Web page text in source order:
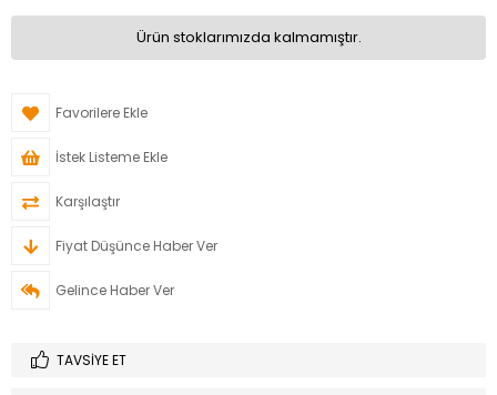
Ürün stoklarımızda kalmamıştır.
Favorilere Ekle
İstek Listeme Ekle
Karşılaştır
Fiyat Düşünce Haber Ver
Gelince Haber Ver
TAVSIYE ET